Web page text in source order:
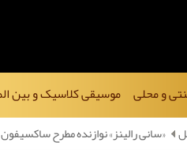
و محلی موسیقی کلاسیک و بین
«سانی رالینز» نوازنده مطرح